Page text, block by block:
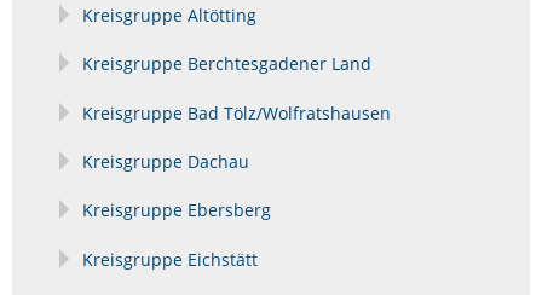
Kreisgruppe Altötting
Kreisgruppe Berchtesgadener Land
Kreisgruppe Bad Tölz/Wolfratshausen
Kreisgruppe Dachau
Kreisgruppe Ebersberg
Kreisgruppe Eichstätt